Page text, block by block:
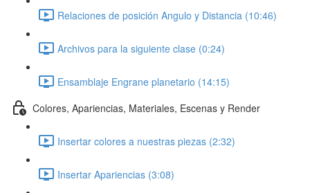
Relaciones de posición Angulo y Distancia (10:46)
Archivos para la siguiente clase (0:24)
Ensamblaje Engrane planetario (14:15)
Colores, Apariencias, Materiales, Escenas y Render
Insertar colores a nuestras piezas (2:32)
Insertar Apariencias (3:08)